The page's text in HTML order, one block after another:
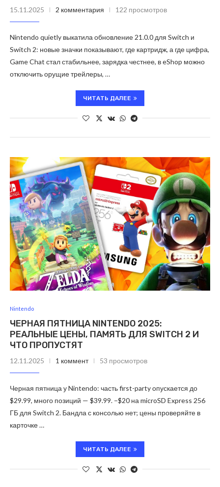
15.11.2025 2 комментария 122 просмотров
Nintendo quietly выкатила обновление 21.0.0 для Switch и
Switch 2: новые значки показывают, где картридж, а где цифра,
Game Chat стал стабильнее, зарядка честнее, в eShop можно
отключить орущие трейлеры, …
ЧИТАТЬ ДАЛЕЕ
Nintendo
ЧЕРНАЯ ПЯТНИЦА NINTENDO 2025:
РЕАЛЬНЫЕ ЦЕНЫ, ПАМЯТЬ ДЛЯ SWITCH 2 И
ЧТО ПРОПУСТЯТ
12.11.2025 1 коммент 53 просмотров
Черная пятница у Nintendo: часть first-party опускается до
$29.99, много позиций — $39.99. −$20 на microSD Express 256
ГБ для Switch 2. Бандла с консолью нет; цены проверяйте в
карточке …
ЧИТАТЬ ДАЛЕЕ